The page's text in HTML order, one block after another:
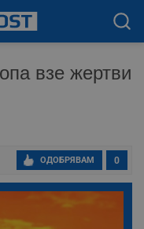
взе жертви
0
ОДОБРЯВАМ